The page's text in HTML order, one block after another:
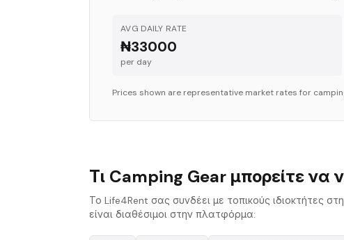
AVG DAILY RATE
₦33000
per day
Prices shown are representative market rates for
Τι Camping Gear μπορείτε να
Το Life4Rent σας συνδέει με τοπικούς ιδιοκτήτες
είναι διαθέσιμοι στην πλατφόρμα: